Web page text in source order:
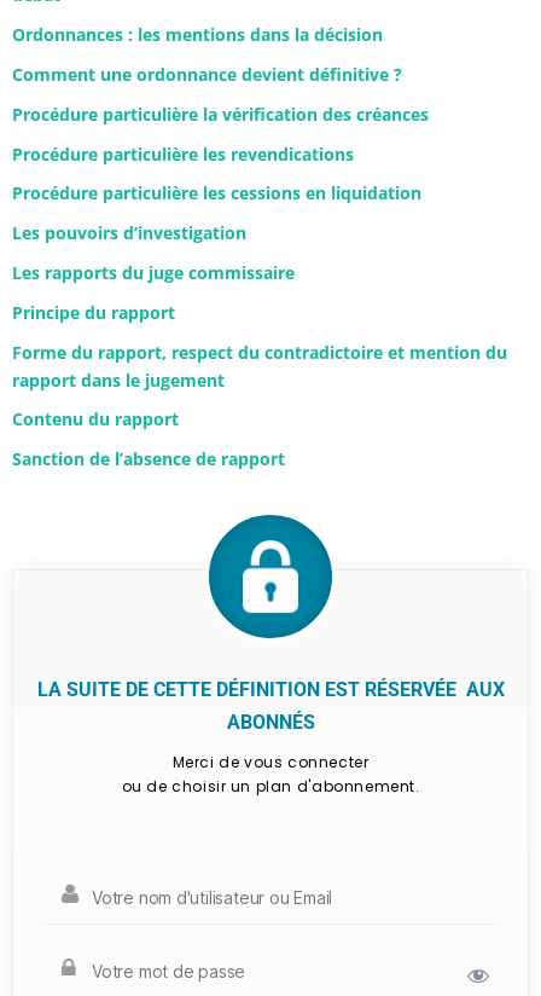
Ordonnances : les mentions dans la décision
Comment une ordonnance devient définitive ?
Procédure particulière la vérification des créances
Procédure particulière les revendications
Procédure particulière les cessions en liquidation
Les pouvoirs d’investigation
Les rapports du juge commissaire
Principe du rapport
Forme du rapport, respect du contradictoire et mention du
rapport dans le jugement
Contenu du rapport
Sanction de l’absence de rapport
LA SUITE DE CETTE DÉFINITION EST RÉSERVÉE AUX
ABONNÉS
Merci de vous connecter
ou de choisir un plan d'abonnement.